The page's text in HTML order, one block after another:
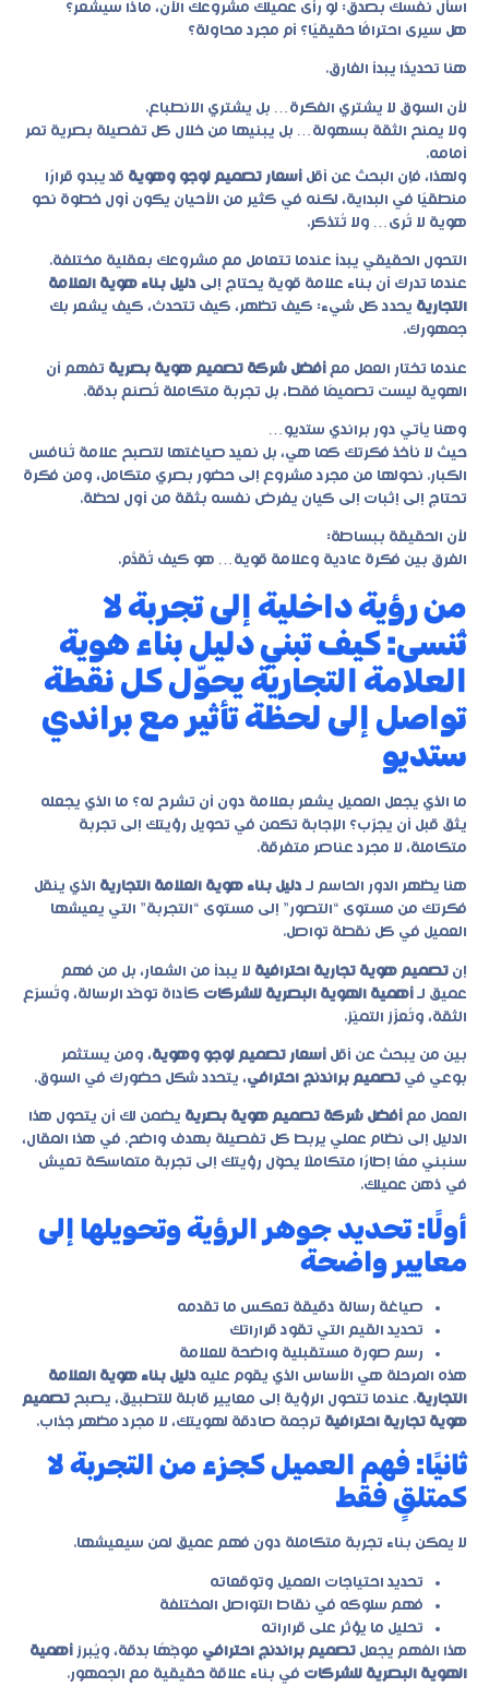
اسأل نفسك بصدق: لو رأى عميلك مشروعك الآن، ماذا سيشعر؟
هل سيرى احترافًا حقيقيًا؟ أم مجرد محاولة؟
هنا تحديدًا يبدأ الفارق.
لأن السوق لا يشتري الفكرة… بل يشتري الانطباع.
ولا يمنح الثقة بسهولة… بل يبنيها من خلال كل تفصيلة بصرية تمر
أمامه.
ولهذا، فإن البحث عن أقل أسعار تصميم لوجو وهوية قد يبدو قرارًا
منطقيًا في البداية، لكنه في كثير من الأحيان يكون أول خطوة نحو
هوية لا تُرى… ولا تُتذكر.
التحول الحقيقي يبدأ عندما تتعامل مع مشروعك بعقلية مختلفة.
عندما تدرك أن بناء علامة قوية يحتاج إلى دليل بناء هوية العلامة
التجارية يحدد كل شيء: كيف تظهر، كيف تتحدث، كيف يشعر بك
جمهورك.
عندما تختار العمل مع أفضل شركة تصميم هوية بصرية تفهم أن
الهوية ليست تصميمًا فقط، بل تجربة متكاملة تُصنع بدقة.
وهنا يأتي دور براندي ستديو…
حيث لا نأخذ فكرتك كما هي، بل نعيد صياغتها لتصبح علامة تُنافس
الكبار. نحولها من مجرد مشروع إلى حضور بصري متكامل، ومن فكرة
تحتاج إلى إثبات إلى كيان يفرض نفسه بثقة من أول لحظة.
لأن الحقيقة ببساطة:
الفرق بين فكرة عادية وعلامة قوية… هو كيف تُقدَّم.
من رؤية داخلية إلى تجربة لا
تُنسى: كيف تبني دليل بناء هوية
العلامة التجارية يحوّل كل نقطة
تواصل إلى لحظة تأثير مع براندي
ستديو
ما الذي يجعل العميل يشعر بعلامة دون أن تشرح له؟ ما الذي يجعله
يثق قبل أن يجرّب؟ الإجابة تكمن في تحويل رؤيتك إلى تجربة
متكاملة، لا مجرد عناصر متفرقة.
هنا يظهر الدور الحاسم لـ دليل بناء هوية العلامة التجارية الذي ينقل
فكرتك من مستوى “التصور” إلى مستوى “التجربة” التي يعيشها
العميل في كل نقطة تواصل.
إن تصميم هوية تجارية احترافية لا يبدأ من الشعار، بل من فهم
عميق لـ أهمية الهوية البصرية للشركات كأداة توحّد الرسالة، وتُسرّع
الثقة، وتُعزّز التميّز.
بين من يبحث عن أقل أسعار تصميم لوجو وهوية، ومن يستثمر
بوعي في تصميم براندنج احترافي، يتحدد شكل حضورك في السوق.
العمل مع أفضل شركة تصميم هوية بصرية يضمن لك أن يتحول هذا
الدليل إلى نظام عملي يربط كل تفصيلة بهدف واضح. في هذا المقال،
سنبني معًا إطارًا متكاملًا يحوّل رؤيتك إلى تجربة متماسكة تعيش
في ذهن عميلك.
أولًا: تحديد جوهر الرؤية وتحويلها إلى
معايير واضحة
صياغة رسالة دقيقة تعكس ما تقدمه
تحديد القيم التي تقود قراراتك
رسم صورة مستقبلية واضحة للعلامة
هذه المرحلة هي الأساس الذي يقوم عليه دليل بناء هوية العلامة
التجارية. عندما تتحول الرؤية إلى معايير قابلة للتطبيق، يصبح تصميم
هوية تجارية احترافية ترجمة صادقة لهويتك، لا مجرد مظهر جذاب.
ثانيًا: فهم العميل كجزء من التجربة لا
كمتلقٍ فقط
لا يمكن بناء تجربة متكاملة دون فهم عميق لمن سيعيشها.
تحديد احتياجات العميل وتوقعاته
فهم سلوكه في نقاط التواصل المختلفة
تحليل ما يؤثر على قراراته
هذا الفهم يجعل تصميم براندنج احترافي موجّهًا بدقة، ويُبرز أهمية
الهوية البصرية للشركات في بناء علاقة حقيقية مع الجمهور.